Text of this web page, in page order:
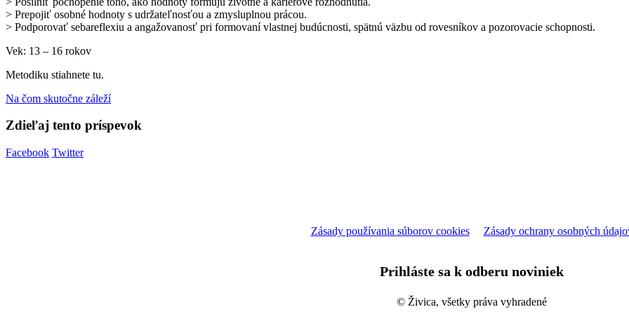
> Prepojiť osobné hodnoty s udržateľnosťou a zmysluplnou prácou.
> Podporovať sebareflexiu a angažovanosť pri formovaní vlastnej budúcnosti, spätnú väzbu od rovesníkov a pozorovacie schopnosti.
Vek: 13 – 16 rokov
Metodiku stiahnete tu.
Na čom skutočne záleží
Zdieľaj tento príspevok
Facebook Twitter
Zásady používania súborov cookies Zásady ochrany osobných
Prihláste sa k odberu noviniek
© Živica, všetky práva vyhradené